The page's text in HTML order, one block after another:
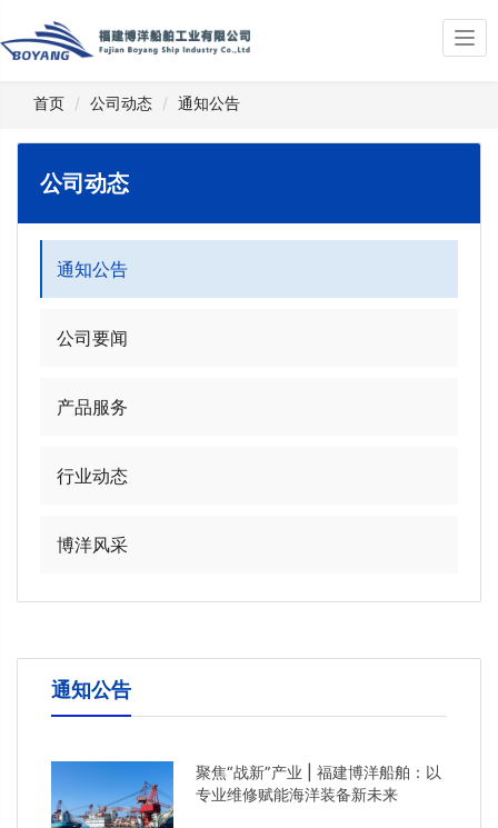
首页 公司动态 通知公告
公司动态
通知公告
公司要闻
产品服务
行业动态
博洋风采
通知公告
聚焦“战新”产业 | 福建博洋船舶：以
专业维修赋能海洋装备新未来